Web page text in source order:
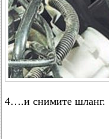
4….и снимите шланг.